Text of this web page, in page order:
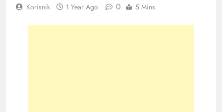
Korisnik 1 Year Ago 0 5 Mins